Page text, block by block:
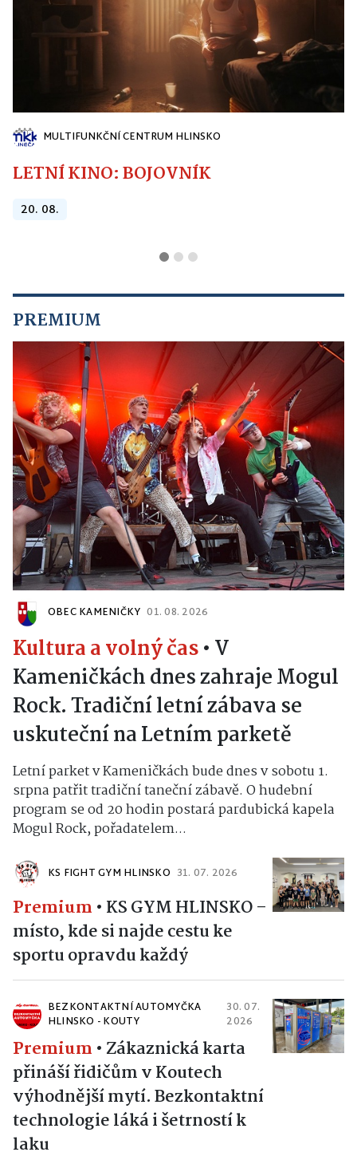
MULTIFUNKČNÍ CENTRUM HLINSKO
LETNÍ KINO: BOJOVNÍK
20. 08.
PREMIUM
OBEC KAMENIČKY 01. 08. 2026
Kultura a volný čas• V
Kameničkách dnes zahraje Mogul
Rock. Tradiční letní zábava se
uskuteční na Letním parketě
Letní parket v Kameničkách bude dnes v sobotu 1.
srpna patřit tradiční taneční zábavě. O hudební
program se od 20 hodin postará pardubická kapela
Mogul Rock, pořadatelem...
KS FIGHT GYM HLINSKO 31. 07. 2026
Premium • KS GYM HLINSKO –
místo, kde si najde cestu ke
sportu opravdu každý
BEZKONTAKTNÍ AUTOMYČKA
HLINSKO - KOUTY
30. 07.
2026
Premium • Zákaznická karta
přináší řidičům v Koutech
výhodnější mytí. Bezkontaktní
technologie láká i šetrností k
laku